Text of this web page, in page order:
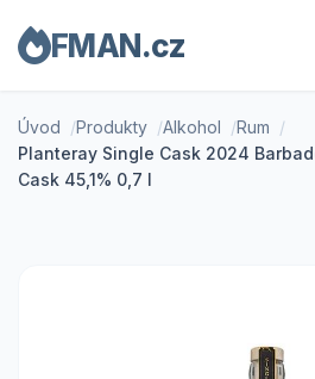
FMAN.cz
Úvod Produkty Alkohol
Rum
Planteray Single Cask 2024
Cask 45,1% 0,7 l